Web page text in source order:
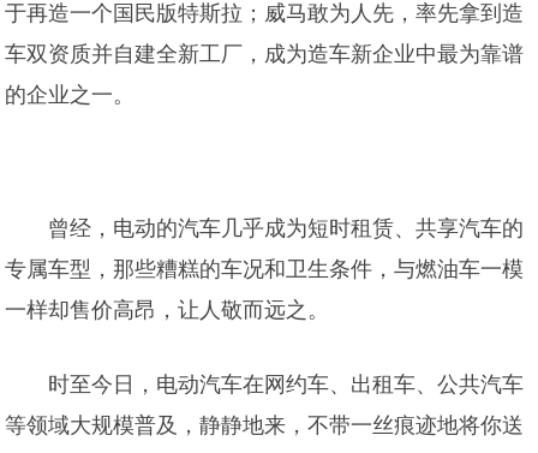
于再造一个国民版特斯拉；威马敢为人先，率先拿到造
车双资质并自建全新工厂，成为造车新企业中最为靠谱
的企业之一。
曾经，电动的汽车几乎成为短时租赁、共享汽车的
专属车型，那些糟糕的车况和卫生条件，与燃油车一模
一样却售价高昂，让人敬而远之。
时至今日，电动汽车在网约车、出租车、公共汽车
等领域大规模普及，静静地来，不带一丝痕迹地将你送